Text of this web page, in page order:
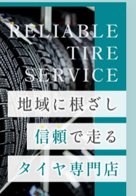
一覧に戻る 次のページ >
関連タグ
#モデリスタ #特価 #新品